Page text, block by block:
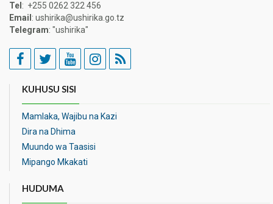
Tel : +255 0262 322 456
Email : ushirika@ushirika.go.tz
Telegram: "ushirika"
KUHUSU SISI
Mamlaka, Wajibu na Kazi
Dira na Dhima
Muundo wa Taasisi
Mipango Mkakati
HUDUMA